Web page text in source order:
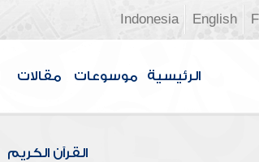
English
Indonesia
الرئيسية موسوعات مقالات
القرآن الكريم